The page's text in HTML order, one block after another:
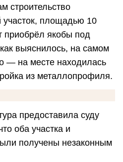
строительство
участок, площадью 10
приобрёл якобы под
выяснилось, на самом
— на месте находилась
из металлопрофиля.
предоставила суду
оба участка и
получены незаконным